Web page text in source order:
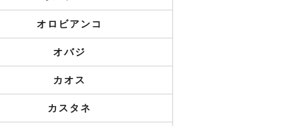
オロビアンコ
オバジ
カオス
カスタネ